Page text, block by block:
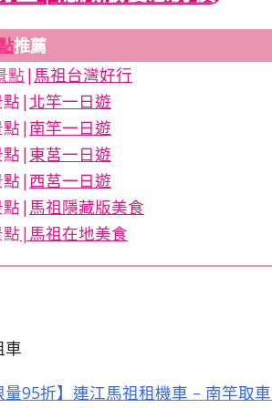
推薦
點 | 馬祖台灣好行
點|北竿一日遊
點|南竿一日遊
點|東莒一日遊
點|西莒一日遊
點| 馬祖隱藏版美食
| 馬祖在地美食
車
量95折】連江馬祖租機車 – 南竿取